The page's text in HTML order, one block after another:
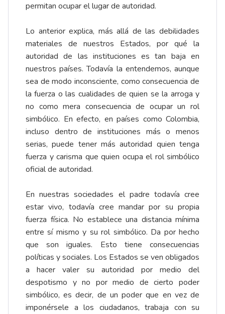
permitan ocupar el lugar de autoridad.
Lo anterior explica, más allá de las debilidades
materiales de nuestros Estados, por qué la
autoridad de las instituciones es tan baja en
nuestros países. Todavía la entendemos, aunque
sea de modo inconsciente, como consecuencia de
la fuerza o las cualidades de quien se la arroga y
no como mera consecuencia de ocupar un rol
simbólico. En efecto, en países como Colombia,
incluso dentro de instituciones más o menos
serias, puede tener más autoridad quien tenga
fuerza y carisma que quien ocupa el rol simbólico
oficial de autoridad.
En nuestras sociedades el padre todavía cree
estar vivo, todavía cree mandar por su propia
fuerza física. No establece una distancia mínima
entre sí mismo y su rol simbólico. Da por hecho
que son iguales. Esto tiene consecuencias
políticas y sociales. Los Estados se ven obligados
a hacer valer su autoridad por medio del
despotismo y no por medio de cierto poder
simbólico, es decir, de un poder que en vez de
imponérsele a los ciudadanos, trabaja con su